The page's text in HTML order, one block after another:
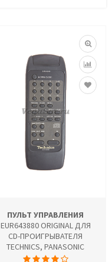
ПУЛЬТ УПРАВЛЕНИЯ
EUR643880 ORIGINAL ДЛЯ
CD-ПРОИГРЫВАТЕЛЯ
TECHNICS, PANASONIC